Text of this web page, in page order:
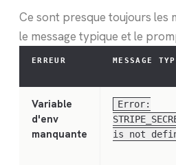
Ce sont presque toujours les
le message typique et le
ERREUR MESSAGE
Variable
d'env
manquante
Error:
is not